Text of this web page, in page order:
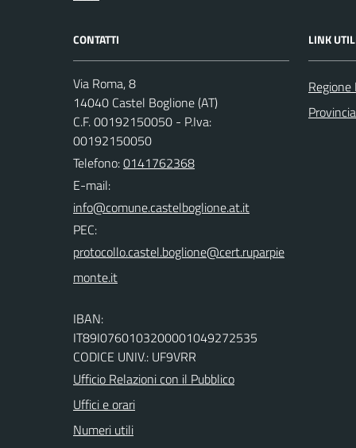
CONTATTI
Via Roma, 8
14040 Castel Boglione (AT)
C.F. 00192150050 - P.Iva:
00192150050
Telefono:0141762368
E-mail:
PEC:
IBAN:
IT89I0760103200001049272535
CODICE UNIV.: UF9VRR
Ufficio Relazioni con il Pubblico
Uffici e orari
Numeri utili
LINK